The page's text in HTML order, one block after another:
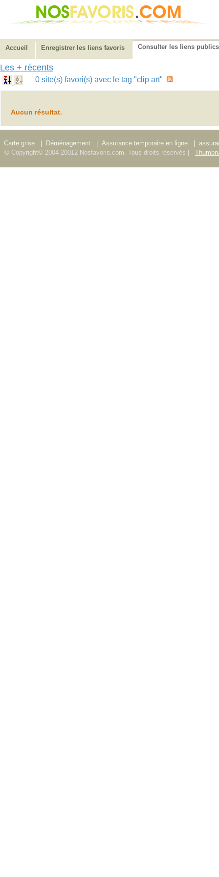
Accueil Enregistrer les liens favoris Consulter les liens publics
Les + récents
0 site(s) favori(s) avec le tag "clip art"
Aucun résultat.
Carte grise Déménagement Assurance temporaire en ligne
© Copyright© 2004-20012 Nosfavoris.com. Tous droits réservés |